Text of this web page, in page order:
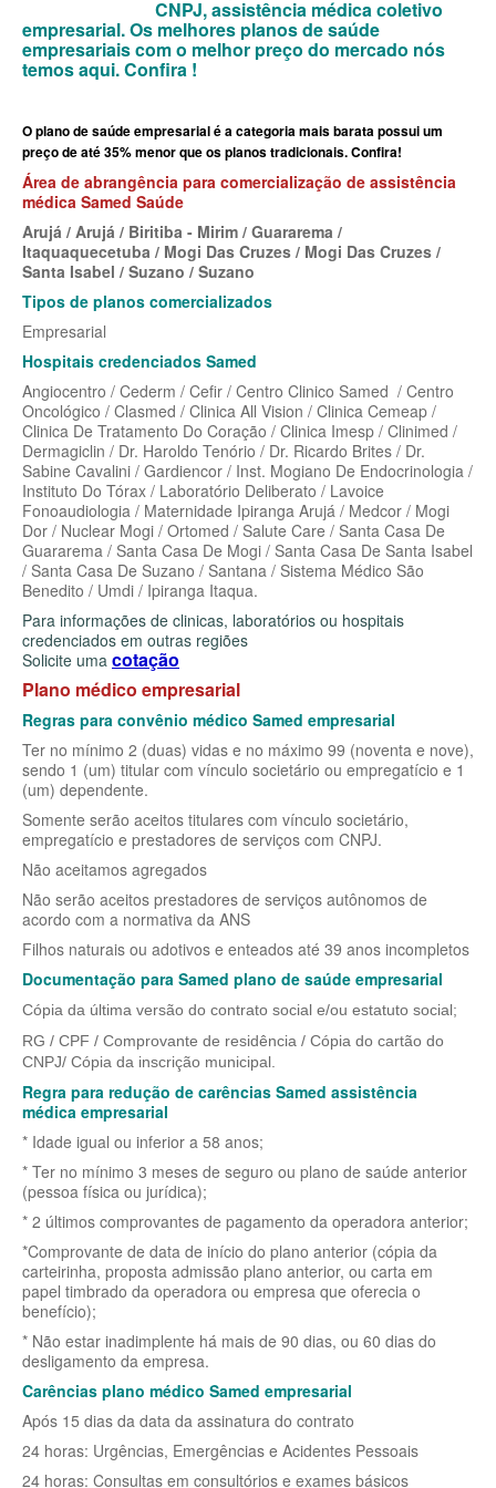
MEDICAL HEALTH PLANO DE SAÚDE EMPRESARIAL
MED TOUR PLANO DE SAÚDE EMPRESARIAL
NOTREDAME PLANO DE SAÚDE EMPRESARIAL
OMINT PLANO DE SAÚDE EMPRESARIAL
PLENA PLANO DE SAÚDE EMPRESARIAL
PORTO SEGURO PLANO DE SAÚDE EMPRESARIAL
SAMED PLANO DE SAÚDE EMPRESARIAL
SANTARIS PLANO DE SAÚDE EMPRESARIAL
SANTA HELENA PLANO DE SAÚDE EMPRESARIAL
SÃO CRISTOVÃO PLANO DE SAÚDE EMPRESARIAL
SÃO MIGUEL PLANO DE SAÚDE EMPRESARIAL
SISTEMAS PLANO DE SAÚDE EMPRESARIAL
SOMPO PLANO DE SAÚDE EMPRESARIAL
SULAMERICA PLANO DE SAÚDE EMPRESARIAL
TRASMONTANO PLANO DE SAÚDE EMPRESARIAL
UNIHOSP PLANO DE SAÚDE EMPRESARIAL
UNIMED CENTRAL PLANO DE SAÚDE EMPRESARIAL
UNIMED GUARULHOS PLANO DE SAÚDE EMPRESARIAL
ÚNICA PLANO DE SAÚDE EMPRESARIAL
PLANO DE SAÚDE INDIVIDUAL
BIO SAÚDE PLANO DE SAÚDE INDIVIDUAL
BIOVIDA PLANO DE SAÚDE INDIVIDUAL
BLUE MED PLANO DE SAÚDE INDIVIDUAL
CLASSES PLANO DE SAÚDE INDIVIDUAL
CUIDAR ME PLANO DE SAÚDE INDIVIDUAL
CRUZ AZUL PLANO DE SAÚDE INDIVIDUAL
GNDI PLANO DE SAÚDE INDIVIDUAL
INTERCLINICAS PLANO DE SAÚDE INDIVIDUAL
KIPP PLANO DE SAÚDE INDIVIDUAL
MEDICAL HEALTH PLANO DE SAÚDE INDIVIDUAL
MED TOUR PLANO DE SAÚDE INDIVIDUAL
PLENA PLANO DE SAÚDE INDIVIDUAL
SANTA HELENA PLANO DE SAÚDE INDIVIDUAL
SÃO CRISTOVÃO PLANO DE SAÚDE INDIVIDUAL
STA CASA MAUÁ PLANO DE SAÚDE INDIVIDUAL
TRASMONTANO PLANO DE SAÚDE INDIVIDUAL
ÚNICA PLANO DE SAÚDE INDIVIDUAL
UNIHOSP PLANO DE SAÚDE INDIVIDUAL
UNIMED GUARULHOS PLANO DE SAÚDE INDIVIDUAL
PLANO DE SAÚDE FAMILIAR
CNPJ, assistência médica coletivo
empresarial.Os melhores planos de saúde
empresariais com o melhor preço do mercado nós
temos aqui.Confira !
O plano de saúde empresarial é a categoria mais barata possui um
preço de até 35% menor que os planos tradicionais. Confira!
Área de abrangência para comercialização de assistência
médica Samed Saúde
Arujá / Arujá / Biritiba - Mirim / Guararema /
Itaquaquecetuba / Mogi Das Cruzes / Mogi Das Cruzes /
Santa Isabel / Suzano / Suzano
Tipos de planos comercializados
Empresarial
Hospitais credenciados Samed
Angiocentro / Cederm / Cefir / Centro Clinico Samed / Centro
Oncológico / Clasmed / Clinica All Vision / Clinica Cemeap /
Clinica De Tratamento Do Coração / Clinica Imesp / Clinimed /
Dermagiclin / Dr. Haroldo Tenório / Dr. Ricardo Brites / Dr.
Sabine Cavalini / Gardiencor / Inst. Mogiano De Endocrinologia /
Instituto Do Tórax / Laboratório Deliberato / Lavoice
Fonoaudiologia / Maternidade Ipiranga Arujá / Medcor / Mogi
Dor / Nuclear Mogi / Ortomed / Salute Care / Santa Casa De
Guararema / Santa Casa De Mogi / Santa Casa De Santa Isabel
/ Santa Casa De Suzano / Santana / Sistema Médico São
Benedito / Umdi / Ipiranga Itaqua.
Para informações de clinicas, laboratórios ou hospitais
credenciados em outras regiões
Solicite uma cotação
Plano médico empresarial
Regras para convênio médico Samed empresarial
Ter no mínimo 2 (duas) vidas e no máximo 99 (noventa e nove),
sendo 1 (um) titular com vínculo societário ou empregatício e 1
(um) dependente.
Somente serão aceitos titulares com vínculo societário,
empregatício e prestadores de serviços com CNPJ.
Não aceitamos agregados
Não serão aceitos prestadores de serviços autônomos de
acordo com a normativa da ANS
Filhos naturais ou adotivos e enteados até 39 anos incompletos
Documentação para Samed plano de saúde empresarial
Cópia da última versão do contrato social e/ou estatuto social;
RG / CPF / Comprovante de residência / Cópia do cartão do
CNPJ/ Cópia da inscrição municipal.
Regra para redução de carências Samed assistência
médica empresarial
* Idade igual ou inferior a 58 anos;
* Ter no mínimo 3 meses de seguro ou plano de saúde anterior
(pessoa física ou jurídica);
* 2 últimos comprovantes de pagamento da operadora anterior;
*Comprovante de data de início do plano anterior (cópia da
carteirinha, proposta admissão plano anterior, ou carta em
papel timbrado da operadora ou empresa que oferecia o
benefício);
* Não estar inadimplente há mais de 90 dias, ou 60 dias do
desligamento da empresa.
Carências plano médico Samed empresarial
Após 15 dias da data da assinatura do contrato
24 horas: Urgências, Emergências e Acidentes Pessoais
24 horas: Consultas em consultórios e exames básicos